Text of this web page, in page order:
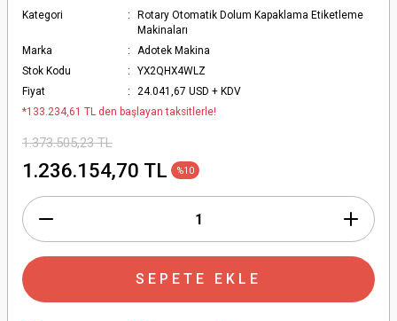
Kategori
Rotary Otomatik Dolum Kapaklama Etiketleme
Makinaları
Marka
Adotek Makina
Stok Kodu
YX2QHX4WLZ
Fiyat
24.041,67 USD + KDV
*133.234,61 TL den başlayan taksitlerle!
1.373.505,23 TL
1.236.154,70 TL %10
SEPETE EKLE